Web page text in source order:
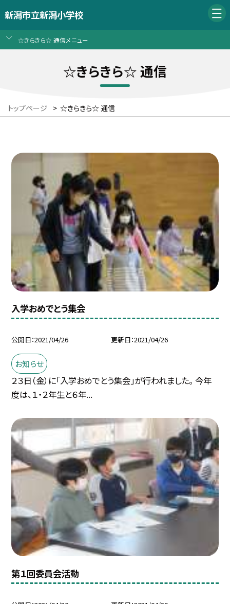
新潟市立新潟小学校
☆きらきら☆ 通信メニュー
☆きらきら☆ 通信
トップページ > ☆きらきら☆ 通信
入学おめでとう集会
公開日 2021/04/26 更新日 2021/04/26
お知らせ
２３日（金）に「入学おめでとう集会」が行われました。 今年
度は、１・２年生と６年...
第１回委員会活動